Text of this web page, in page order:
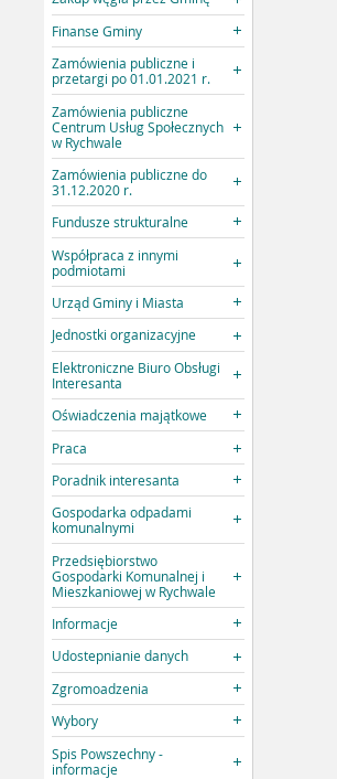
Finanse Gminy
Zamówienia publiczne i
przetargi po 01.01.2021 r.
Zamówienia publiczne
Centrum Usług Społecznych
w Rychwale
Zamówienia publiczne do
31.12.2020 r.
Fundusze strukturalne
Współpraca z innymi
podmiotami
Urząd Gminy i Miasta
Jednostki organizacyjne
Elektroniczne Biuro Obsługi
Interesanta
Oświadczenia majątkowe
Praca
Poradnik interesanta
Gospodarka odpadami
komunalnymi
Przedsiębiorstwo
Gospodarki Komunalnej i
Mieszkaniowej w Rychwale
Informacje
Udostepnianie danych
Zgromoadzenia
Wybory
Spis Powszechny -
informacje